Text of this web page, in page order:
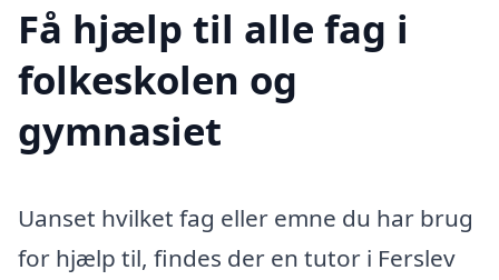
Få hjælp til alle fag i
folkeskolen og
gymnasiet
Uanset hvilket fag eller emne du har brug
for hjælp til, findes der en tutor i Ferslev